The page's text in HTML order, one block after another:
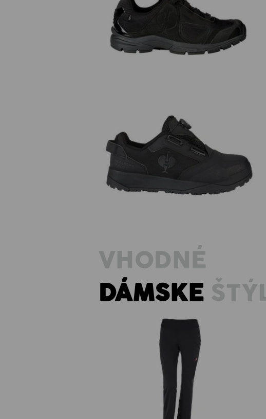
O2 Pracovná obuv e.s. Minkar II
S1 Bezpečnostná obuv e.s. Nakuru
VHODNÉ
DÁMSKE
Pracovné jazzové nohavice e.s.